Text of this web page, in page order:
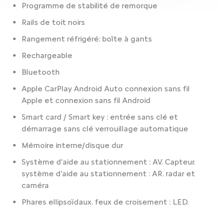
Programme de stabilité de remorque
Rails de toit noirs
Rangement réfrigéré: boîte à gants
Rechargeable
Bluetooth
Apple CarPlay Android Auto connexion sans fil
Apple et connexion sans fil Android
Smart card / Smart key : entrée sans clé et
démarrage sans clé verrouillage automatique
Mémoire interne/disque dur
Système d'aide au stationnement : AV. Capteur.
système d'aide au stationnement : AR. radar et
caméra
Phares ellipsoïdaux. feux de croisement : LED.